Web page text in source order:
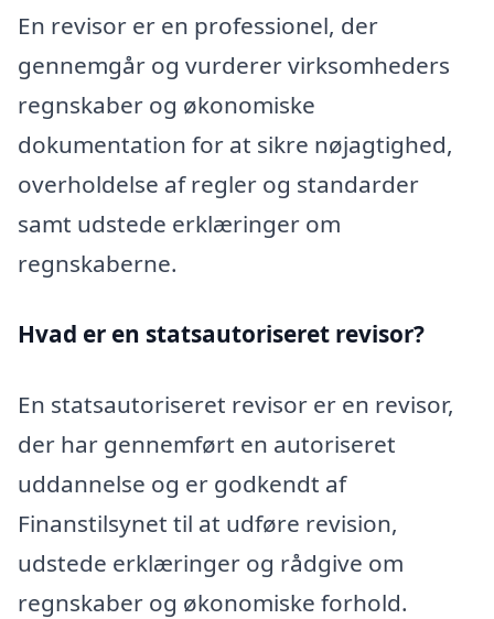
En revisor er en professionel, der
gennemgår og vurderer virksomheders
regnskaber og økonomiske
dokumentation for at sikre nøjagtighed,
overholdelse af regler og standarder
samt udstede erklæringer om
regnskaberne.
Hvad er en statsautoriseret revisor?
En statsautoriseret revisor er en revisor,
der har gennemført en autoriseret
uddannelse og er godkendt af
Finanstilsynet til at udføre revision,
udstede erklæringer og rådgive om
regnskaber og økonomiske forhold.